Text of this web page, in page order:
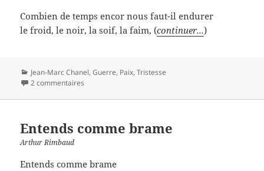
Combien de temps encor nous faut-il endurer
le froid, le noir, la soif, la faim, (continuer...)
Catégories
Jean-Marc Chanel,Guerre, Paix,Tristesse
2 commentaires
Entends comme brame
Arthur Rimbaud
Entends comme brame